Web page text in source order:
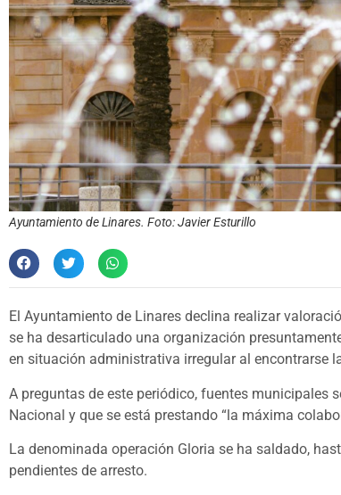
Ayuntamiento de Linares. Foto: Javier Esturillo
El Ayuntamiento de Linares declina realizar
se ha desarticulado una organización
en situación administrativa irregular al encontrarse
A preguntas de este periódico, fuentes municipales
Nacional y que se está prestando “la máxima
La denominada operación Gloria se ha saldado,
pendientes de arresto.